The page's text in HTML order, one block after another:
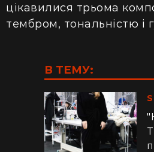
цікавилися трьома
тембром, тональністю і
В ТЕМУ: